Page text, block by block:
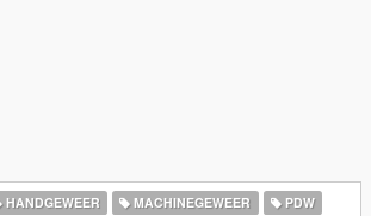
HANDGEWEER MACHINEGEWEER
PDW